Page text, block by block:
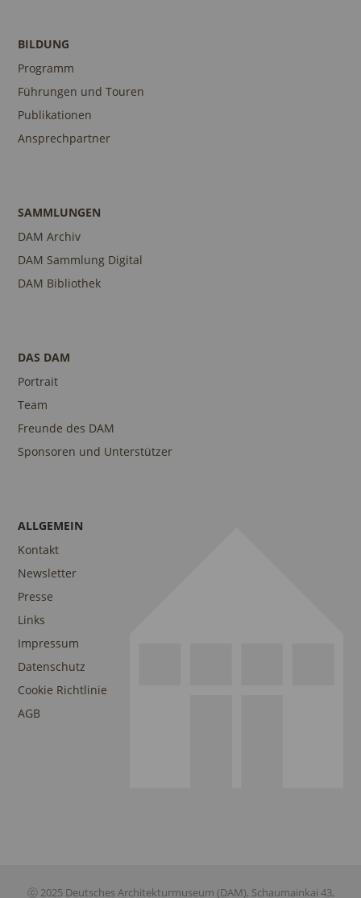
BILDUNG
Programm
Führungen und Touren
Publikationen
Ansprechpartner
SAMMLUNGEN
DAM Archiv
DAM Sammlung Digital
DAM Bibliothek
DAS DAM
Portrait
Team
Freunde des DAM
Sponsoren und Unterstützer
ALLGEMEIN
Kontakt
Newsletter
Presse
Links
Impressum
Datenschutz
Cookie Richtlinie
AGB
ⓒ 2025 Deutsches Architekturmuseum (DAM), Schaumainkai 43,